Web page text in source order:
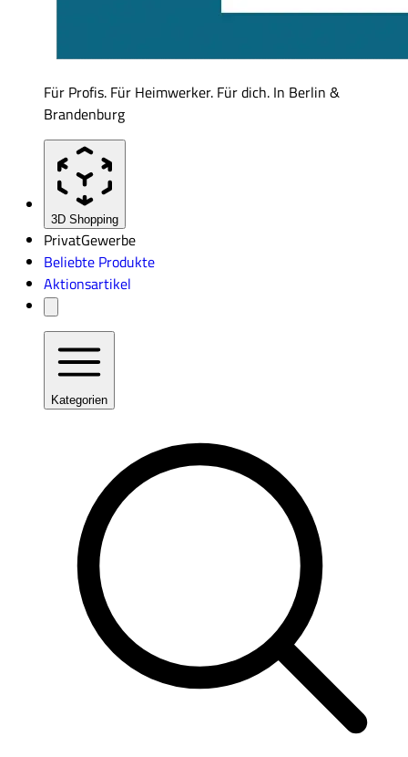
Für Profis. Für Heimwerker. Für dich. In Berlin &
Brandenburg
3D Shopping
PrivatGewerbe
Beliebte Produkte
Aktionsartikel
Kategorien